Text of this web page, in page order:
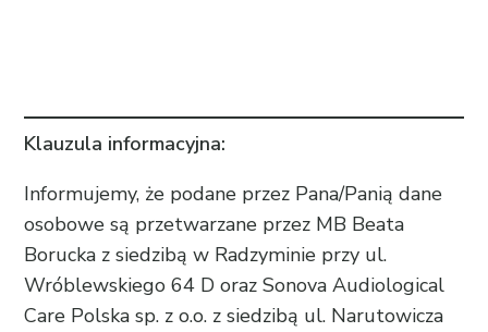
Klauzula informacyjna:
Informujemy, że podane przez Pana/Panią dane
osobowe są przetwarzane przez MB Beata
Borucka z siedzibą w Radzyminie przy ul.
Wróblewskiego 64 D oraz Sonova Audiological
Care Polska sp. z o.o. z siedzibą ul. Narutowicza